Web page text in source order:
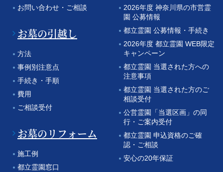
お問い合わせ・ご相談
お墓の引越し
方法
事例別注意点
手続き・手順
費用
ご相談受付
お墓のリフォーム
施工例
都立霊園窓口
2026年度 神奈川県の市営霊
園 公募情報
都立霊園 公募情報・手続き
2026年度 都立霊園 WEB限定
キャンペーン
都立霊園 当選された方への
注意事項
都立霊園 当選された方のご
相談受付
公営霊園「当選区画」の同
行・ご案内受付
都立霊園 申込資格のご確
認・ご相談
安心の20年保証